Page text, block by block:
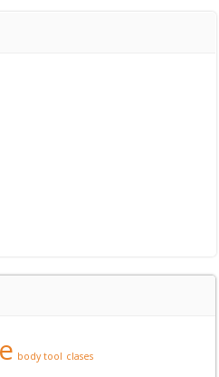
body tool clases